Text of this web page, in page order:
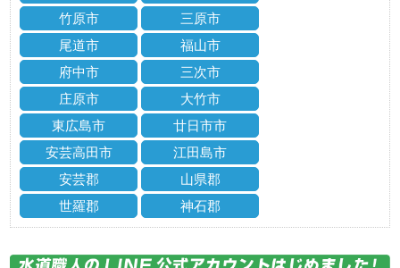
竹原市
三原市
尾道市
福山市
府中市
三次市
庄原市
大竹市
東広島市
廿日市市
安芸高田市
江田島市
安芸郡
山県郡
世羅郡
神石郡